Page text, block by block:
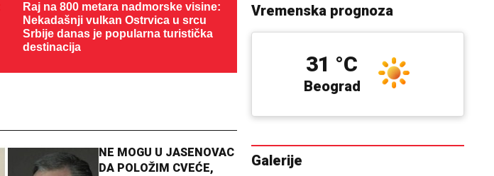
Raj na 800 metara nadmorske visine:
Nekadašnji vulkan Ostrvica u srcu
Srbije danas je popularna turistička
destinacija
NE MOGU U JASENOVAC
DA POLOŽIM CVEĆE,
Vremenska prognoza
Beograd
31 °C
Galerije